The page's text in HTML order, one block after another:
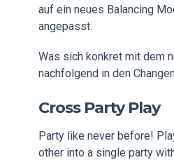
auf ein neues Balancing
angepasst.
Was sich konkret mit dem
nachfolgend in den
Cross Party Play
Party like never before!
other into a single party